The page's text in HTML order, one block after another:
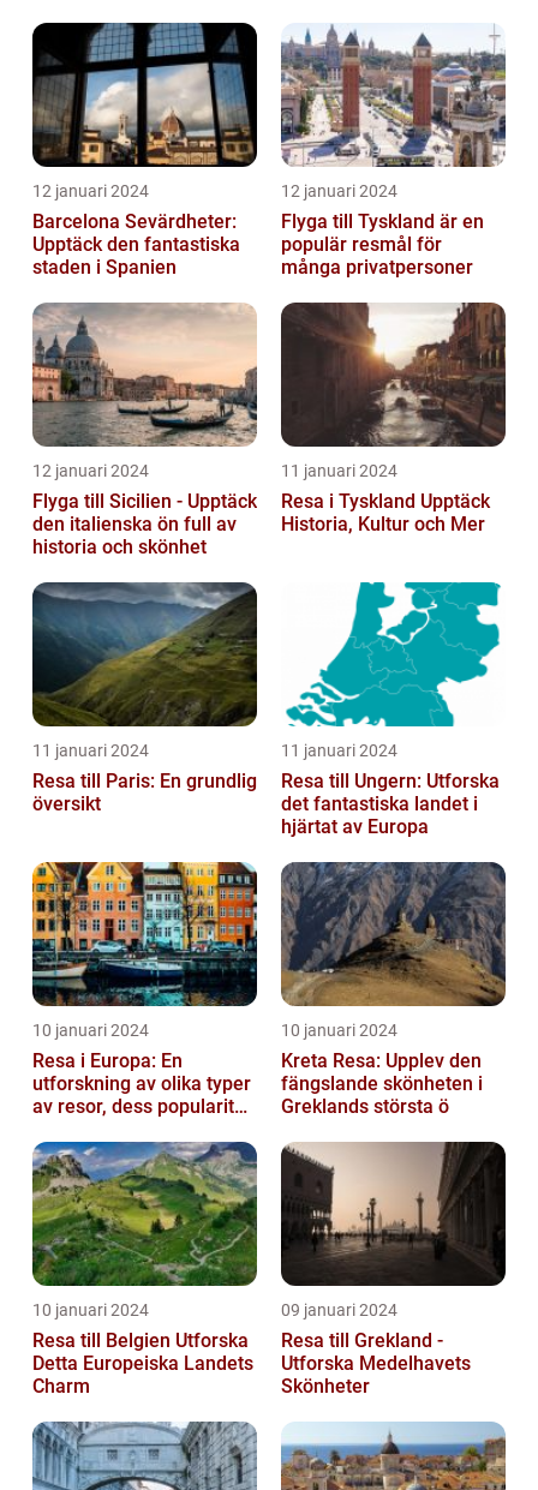
12 januari 2024
Barcelona Sevärdheter:
Upptäck den fantastiska
staden i Spanien
12 januari 2024
Flyga till Tyskland är en
populär resmål för
många privatpersoner
12 januari 2024
Flyga till Sicilien - Upptäck
den italienska ön full av
historia och skönhet
11 januari 2024
Resa i Tyskland Upptäck
Historia, Kultur och Mer
11 januari 2024
Resa till Paris: En grundlig
översikt
11 januari 2024
Resa till Ungern: Utforska
det fantastiska landet i
hjärtat av Europa
10 januari 2024
Resa i Europa: En
utforskning av olika typer
av resor, dess popularitet
10 januari 2024
Kreta Resa: Upplev den
fängslande skönheten i
Greklands största ö
10 januari 2024
Resa till Belgien Utforska
Detta Europeiska Landets
Charm
09 januari 2024
Resa till Grekland -
Utforska Medelhavets
Skönheter